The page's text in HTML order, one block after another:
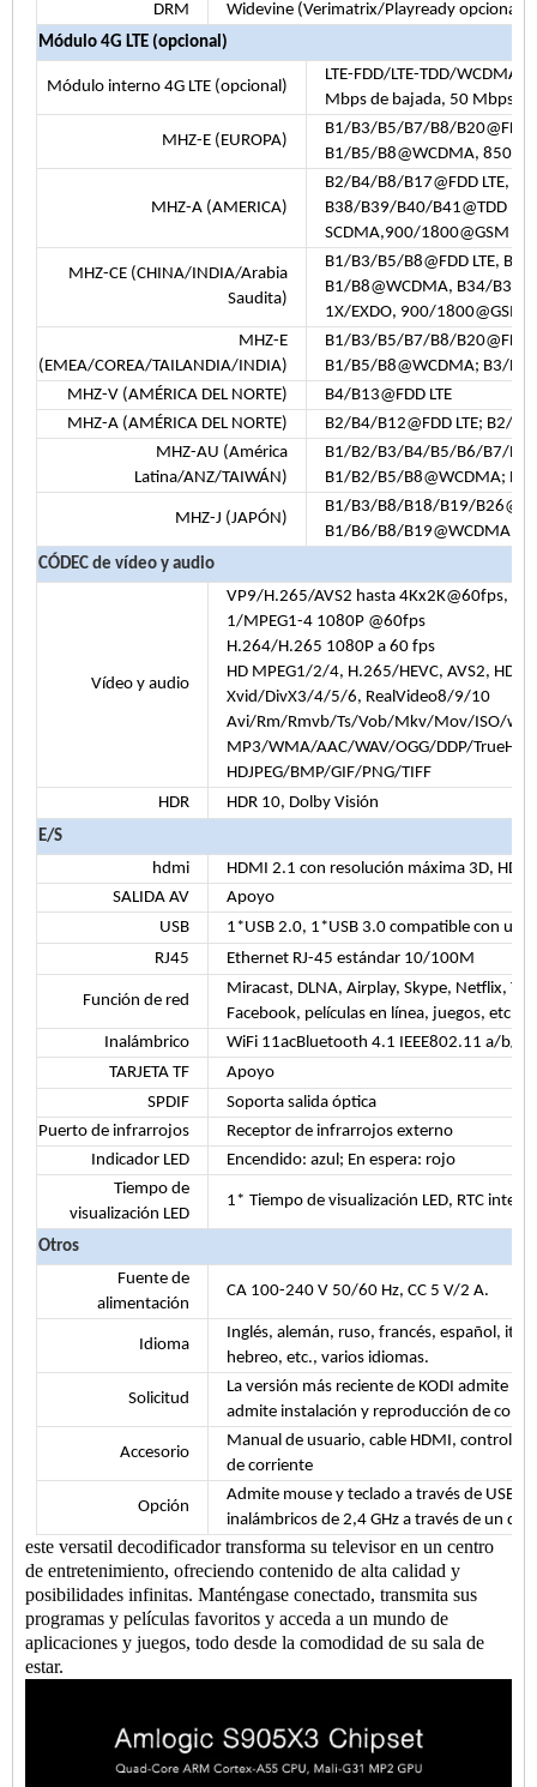
DRM
Widevine (Verimatrix/Playready opcional)
Módulo 4G LTE (opcional)
Módulo interno 4G LTE (opcional)
LTE-FDD/LTE-TDD/WCDMA/
Mbps de bajada, 50 Mbps
MHZ-E (EUROPA)
B1/B3/B5/B7/B8/B20@FDD
B1/B5/B8@WCDMA, 850/
MHZ-A (AMERICA)
B2/B4/B8/B17@FDD LTE,
B38/B39/B40/B41@TDD
SCDMA,900/1800@GSM
MHZ-CE (CHINA/INDIA/Arabia
Saudita)
B1/B3/B5/B8@FDD LTE,
B1/B8@WCDMA, B34/
1X/EXDO, 900/1800@GSM
MHZ-E
(EMEA/COREA/TAILANDIA/INDIA)
B1/B3/B5/B7/B8/B20@FDD
B1/B5/B8@WCDMA; B3/
MHZ-V (AMÉRICA DEL NORTE)
B4/B13@FDD LTE
MHZ-A (AMÉRICA DEL NORTE)
B2/B4/B12@FDD LTE; B2/
MHZ-AU (América
Latina/ANZ/TAIWÁN)
B1/B2/B3/B4/B5/B6/B7/B8/
B1/B2/B5/B8@WCDMA;
MHZ-J (JAPÓN)
B1/B3/B8/B18/B19/
B1/B6/B8/B19@WCDMA
CÓDEC de vídeo y audio
Vídeo y audio
VP9/H.265/AVS2 hasta 4Kx2K@60fps,
1/MPEG1-4 1080P @60fps
H.264/H.265 1080P a 60 fps
HD MPEG1/2/4, H.265/HEVC, AVS2, HD
Xvid/DivX3/4/5/6, RealVideo8/9/10
Avi/Rm/Rmvb/Ts/Vob/Mkv/Mov/ISO/
MP3/WMA/AAC/WAV/OGG/DDP/TrueHD/
HDJPEG/BMP/GIF/PNG/TIFF
HDR
HDR 10, Dolby Visión
E/S
hdmi
HDMI 2.1 con resolución máxima 3D, HDR,
SALIDA AV
Apoyo
USB
1*USB 2.0, 1*USB 3.0 compatible con
RJ45
Ethernet RJ-45 estándar 10/100M
Función de red
Miracast, DLNA, Airplay, Skype, Netflix,
Facebook, películas en línea, juegos, etc.
Inalámbrico
WiFi 11acBluetooth 4.1 IEEE802.11 a/b/
TARJETA TF
Apoyo
SPDIF
Soporta salida óptica
Puerto de infrarrojos
Receptor de infrarrojos externo
Indicador LED
Encendido: azul; En espera: rojo
Tiempo de
visualización LED
1* Tiempo de visualización LED, RTC
Otros
Fuente de
alimentación
CA 100-240 V 50/60 Hz, CC 5 V/2 A.
Idioma
Inglés, alemán, ruso, francés, español,
hebreo, etc., varios idiomas.
Solicitud
La versión más reciente de KODI admite
admite instalación y reproducción de
Accesorio
Manual de usuario, cable HDMI, control
de corriente
Opción
Admite mouse y teclado a través de USB o
inalámbricos de 2,4 GHz a través de un
este versatil decodificadortransforma su televisor en un centro
de entretenimiento, ofreciendo contenido de alta calidad y
posibilidades infinitas. Manténgase conectado, transmita sus
programas y películas favoritos y acceda a un mundo de
aplicaciones y juegos, todo desde la comodidad de su sala de
estar.